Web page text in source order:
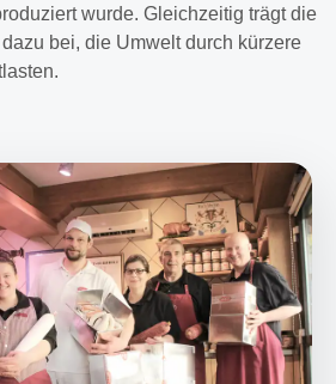
wurde. Gleichzeitig trägt die
bei, die Umwelt durch kürzere